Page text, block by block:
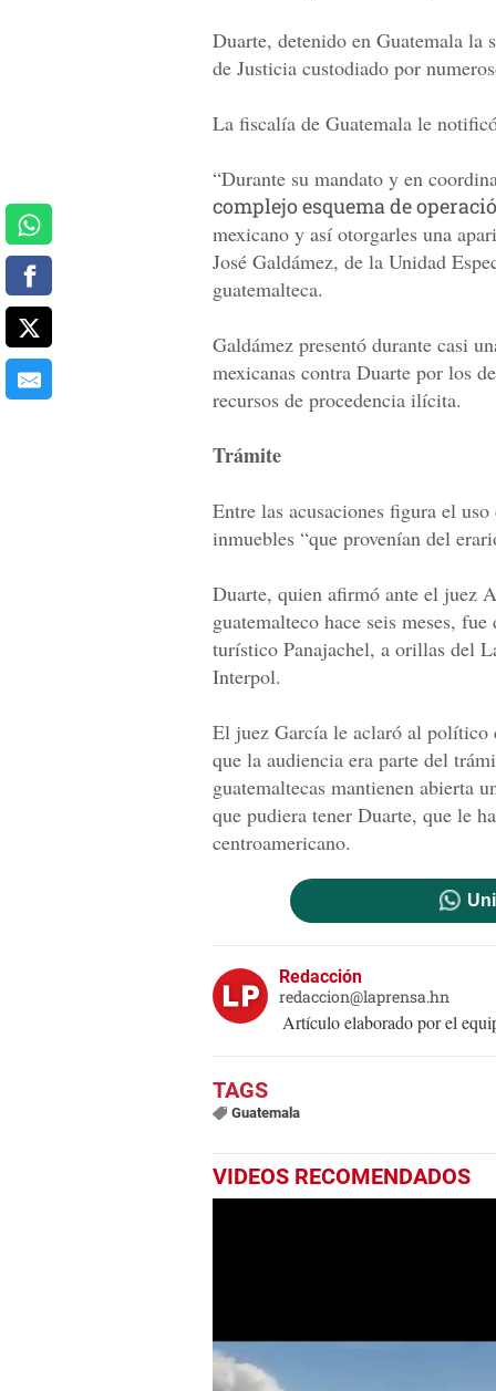
Duarte, detenido en Guatemala la
de Justicia custodiado por
La fiscalía de Guatemala le
“Durante su mandato y en
complejo esquema de
mexicano y así otorgarles una
José Galdámez, de la Unidad
guatemalteca.
Galdámez presentó durante casi
mexicanas contra Duarte por los
recursos de procedencia ilícita.
Trámite
Entre las acusaciones figura el
inmuebles “que provenían del
Duarte, quien afirmó ante el juez
guatemalteco hace seis meses,
turístico Panajachel, a orillas del
Interpol.
El juez García le aclaró al político
que la audiencia era parte del
guatemaltecas mantienen abierta
que pudiera tener Duarte, que le
centroamericano.
Redacción
redaccion@laprensa.hn
Artículo elaborado por el
Guatemala
VIDEOS RECOMENDADOS